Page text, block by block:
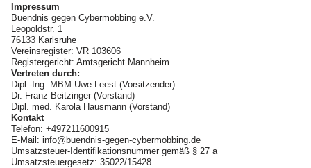
Impressum
Buendnis gegen Cybermobbing e.V.
Leopoldstr. 1
76133 Karlsruhe
Vereinsregister: VR 103606
Registergericht: Amtsgericht Mannheim
Vertreten durch:
Dipl.-Ing. MBM Uwe Leest (Vorsitzender)
Dr. Franz Beitzinger (Vorstand)
Dipl. med. Karola Hausmann (Vorstand)
Kontakt
Telefon: +497211600915
E-Mail: info@buendnis-gegen-cybermobbing.de
Umsatzsteuer-Identifikationsnummer gemäß § 27 a
Umsatzsteuergesetz: 35022/15428